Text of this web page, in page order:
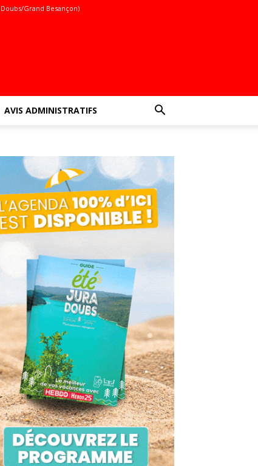
Grand Besançon)
AVIS ADMINISTRATIFS